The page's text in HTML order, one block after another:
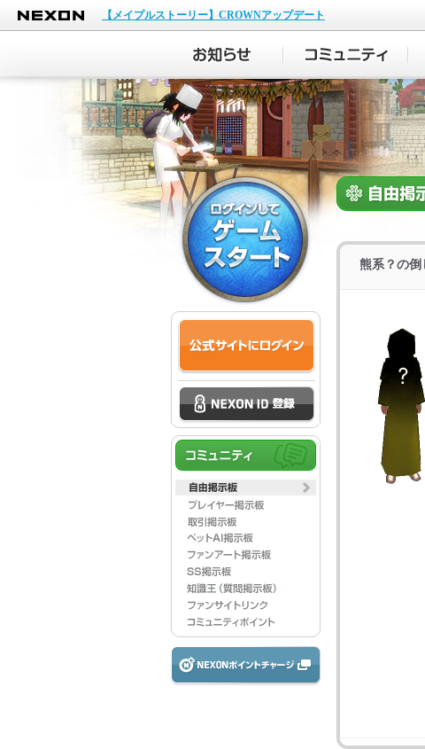
NEXON
【メイプルストーリー】CROWNアップデート
熊系？の倒